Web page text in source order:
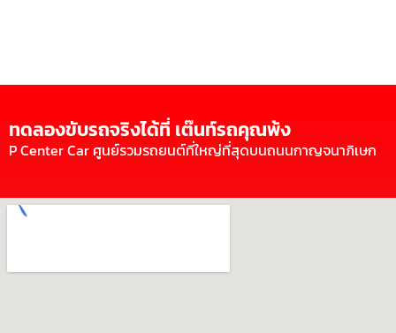
ทดลองขับรถจริงได้ที่ เต๊นท์รถคุณพ้ง
P Center Car ศูนย์รวมรถยนต์ที่ใหญ่ที่สุดบนถนนกาญจนาภิเษก